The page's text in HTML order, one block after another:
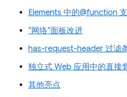
Elements 中的@function
“网络”面板改进
has-request-header 过滤
独立式 Web 应用中的直接
其他亮点